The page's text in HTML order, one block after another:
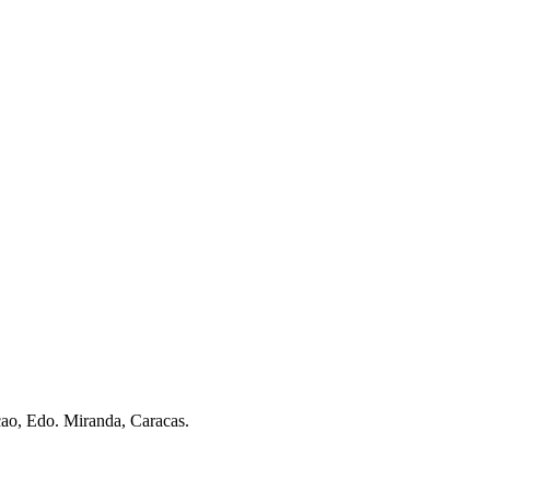
Edo. Miranda, Caracas.